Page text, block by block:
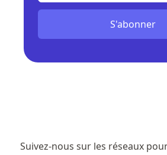
S'abonner
Suivez-nous sur les réseaux